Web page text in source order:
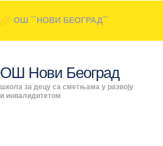
ОШ ``НОВИ БЕОГРАД``
ОШ Нови Београд
школа за децу са сметњама у развоју
и инвалидитетом